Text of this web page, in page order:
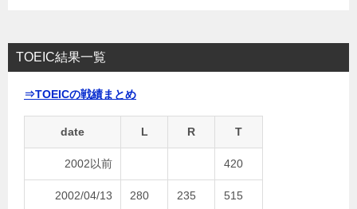
TOEIC結果一覧
⇒TOEICの戦績まとめ
date L R T
2002以前 420
2002/04/13 280 235 515